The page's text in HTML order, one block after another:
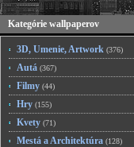
Kategórie wallpaperov
3D, Umenie, Artwork (376)
Autá (367)
Filmy (44)
Hry (155)
Kvety (71)
Mestá a Architektúra (128)